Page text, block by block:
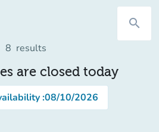
search
8 results
are closed today
:08/10/2026